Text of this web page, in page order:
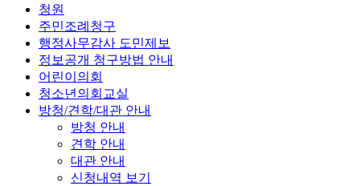
청원
주민조례청구
행정사무감사 도민제보
정보공개 청구방법 안내
어린이의회
청소년의회교실
방청/견학/대관 안내
방청 안내
견학 안내
대관 안내
신청내역 보기